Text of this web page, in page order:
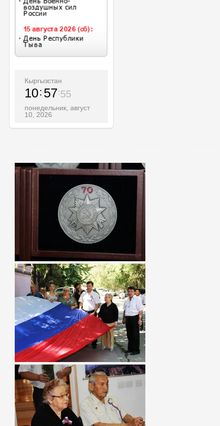
Кыргызстан
10 57 57
понедельник, август
10, 2026